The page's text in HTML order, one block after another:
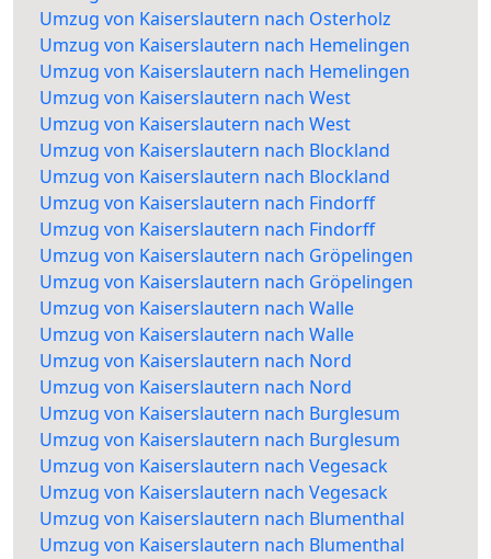
Umzug von Kaiserslautern nach Osterholz
Umzug von Kaiserslautern nach Hemelingen
Umzug von Kaiserslautern nach Hemelingen
Umzug von Kaiserslautern nach West
Umzug von Kaiserslautern nach West
Umzug von Kaiserslautern nach Blockland
Umzug von Kaiserslautern nach Blockland
Umzug von Kaiserslautern nach Findorff
Umzug von Kaiserslautern nach Findorff
Umzug von Kaiserslautern nach Gröpelingen
Umzug von Kaiserslautern nach Gröpelingen
Umzug von Kaiserslautern nach Walle
Umzug von Kaiserslautern nach Walle
Umzug von Kaiserslautern nach Nord
Umzug von Kaiserslautern nach Nord
Umzug von Kaiserslautern nach Burglesum
Umzug von Kaiserslautern nach Burglesum
Umzug von Kaiserslautern nach Vegesack
Umzug von Kaiserslautern nach Vegesack
Umzug von Kaiserslautern nach Blumenthal
Umzug von Kaiserslautern nach Blumenthal